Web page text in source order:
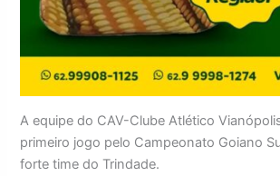
A equipe do CAV-Clube Atlético
primeiro jogo pelo Campeonato Goiano
forte time do Trindade.